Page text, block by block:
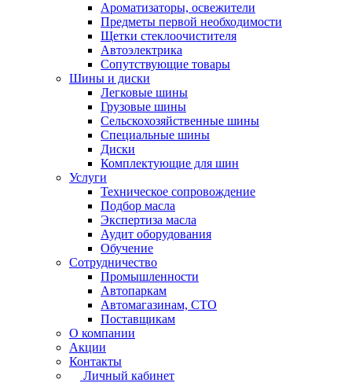
Ароматизаторы, освежители
Предметы первой необходимости
Щетки стеклоочистителя
Автоэлектрика
Сопутствующие товары
Шины и диски
Легковые шины
Грузовые шины
Сельскохозяйственные шины
Специальные шины
Диски
Комплектующие для шин
Услуги
Техническое сопровождение
Подбор масла
Экспертиза масла
Аудит оборудования
Обучение
Сотрудничество
Промышленности
Автопаркам
Автомагазинам, СТО
Поставщикам
О компании
Акции
Контакты
Личный кабинет